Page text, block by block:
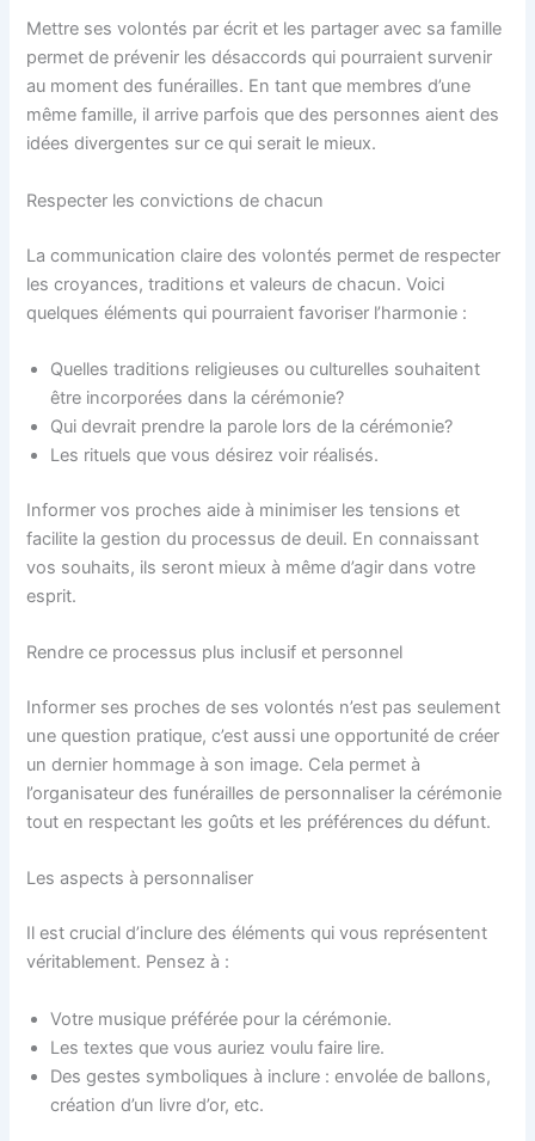
Mettre ses volontés par écrit et les partager avec sa famille
permet de prévenir les désaccords qui pourraient survenir
au moment des funérailles. En tant que membres d’une
même famille, il arrive parfois que des personnes aient des
idées divergentes sur ce qui serait le mieux.
Respecter les convictions de chacun
La communication claire des volontés permet de respecter
les croyances, traditions et valeurs de chacun. Voici
quelques éléments qui pourraient favoriser l’harmonie :
Quelles traditions religieuses ou culturelles souhaitent
être incorporées dans la cérémonie?
Qui devrait prendre la parole lors de la cérémonie?
Les rituels que vous désirez voir réalisés.
Informer vos proches aide à minimiser les tensions et
facilite la gestion du processus de deuil. En connaissant
vos souhaits, ils seront mieux à même d’agir dans votre
esprit.
Rendre ce processus plus inclusif et personnel
Informer ses proches de ses volontés n’est pas seulement
une question pratique, c’est aussi une opportunité de créer
un dernier hommage à son image. Cela permet à
l’organisateur des funérailles de personnaliser la cérémonie
tout en respectant les goûts et les préférences du défunt.
Les aspects à personnaliser
Il est crucial d’inclure des éléments qui vous représentent
véritablement. Pensez à :
Votre musique préférée pour la cérémonie.
Les textes que vous auriez voulu faire lire.
Des gestes symboliques à inclure : envolée de ballons,
création d’un livre d’or, etc.